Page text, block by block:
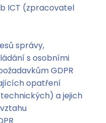
ICT (zpracovatel
správy,
s osobními
GDPR
opatření
a jejich